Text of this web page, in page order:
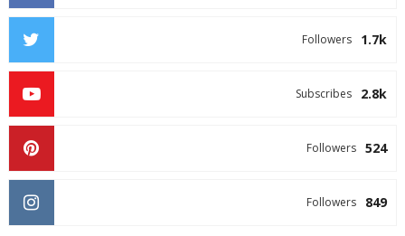
1.7k
Followers
2.8k
Subscribes
524
Followers
849
Followers